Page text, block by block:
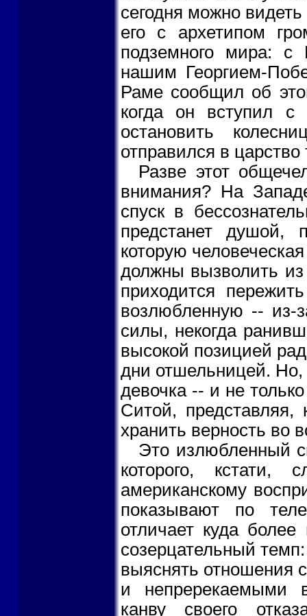
сегодня можно видеть
его с архетипом
подземного мира:
нашим Георгием-
Раме сообщил об
когда он вступил
остановить
отправился в
Разве этот
внимания? На
спуск в
предстанет душой,
которую
должны вызволить из
приходится
возлюбленную -- из-
силы, некогда
высокой позицией
дни отшельницей. Но,
девочка -- и не
Ситой, представляя,
хранить верность во
Это излюбленный
которого,
американскому
показывают по
отличает куда
созерцательный
выяснять отношения
и непререкаемыми
канву своего